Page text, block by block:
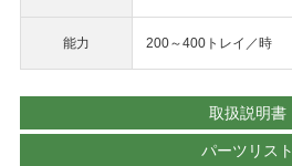
能力 200～400トレイ／時
取扱説明書
パーツリスト